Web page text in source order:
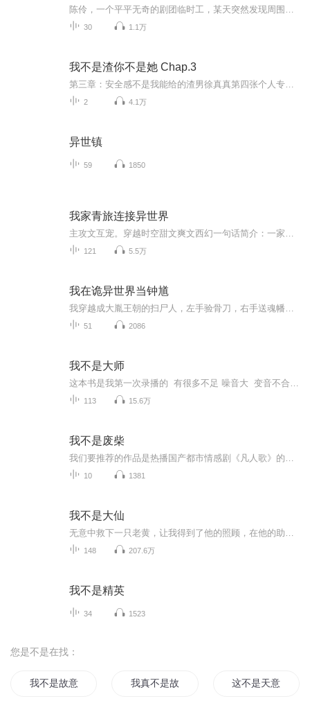
30 1.1万
我不是渣你不是她 Chap.3
2 4.1万
异世镇
59 1850
我家青旅连接异世界
121 5.5万
我在诡异世界当钟馗
51 2086
我不是大师
113 15.6万
我不是废柴
10 1381
我不是大仙
148 207.6万
我不是精英
34 1523
您是不是在找：
我不是故意要开挂的 我真不是故意的 这不是天意但我